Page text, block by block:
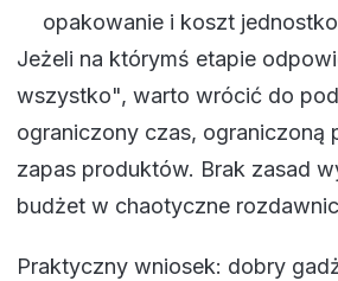
opakowanie i koszt
Jeżeli na którymś etapie
wszystko", warto wrócić do
ograniczony czas, ograniczoną
zapas produktów. Brak zasad
budżet w chaotyczne
Praktyczny wniosek: dobry